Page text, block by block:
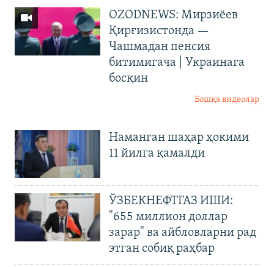
OZODNEWS: Мирзиёев
Қирғизистонда —
Чашмадан пенсия
битимигача | Украинага
босқин
Бошқа видеолар
Наманган шаҳар ҳокими
11 йилга қамалди
ЎЗБЕКНЕФТГАЗ ИШИ:
"655 миллион доллар
зарар" ва айбловларни рад
этган собиқ раҳбар